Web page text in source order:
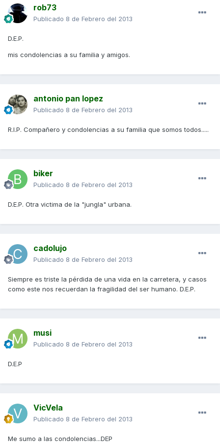
rob73
Publicado 8 de Febrero del 2013
D.E.P.
mis condolencias a su familia y amigos.
antonio pan lopez
Publicado 8 de Febrero del 2013
R.I.P. Compañero y condolencias a su familia que somos todos.....
biker
Publicado 8 de Febrero del 2013
D.E.P. Otra victima de la "jungla" urbana.
cadolujo
Publicado 8 de Febrero del 2013
Siempre es triste la pérdida de una vida en la carretera, y casos
como este nos recuerdan la fragilidad del ser humano. D.E.P.
musi
Publicado 8 de Febrero del 2013
D.E.P
VicVela
Publicado 8 de Febrero del 2013
Me sumo a las condolencias...DEP